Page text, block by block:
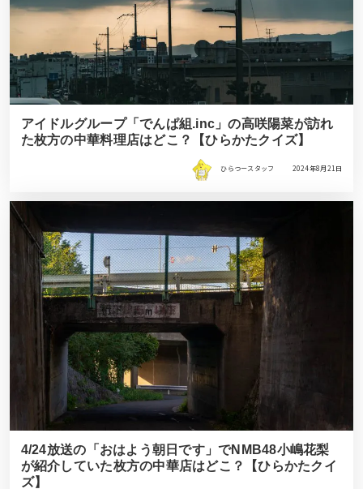
アイドルグループ「でんぱ組.inc」の高咲陽菜が訪れ
た枚方の中華料理店はどこ？【ひらかたクイズ】
ひらつースタッフ 2024年8月21日
4/24放送の「おはよう朝日です」でNMB48小嶋花梨
が紹介していた枚方の中華店はどこ？【ひらかたクイ
ズ】